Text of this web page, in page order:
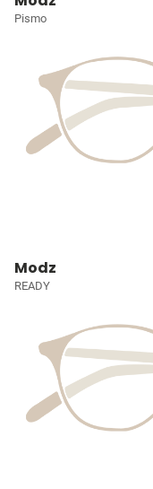
Pismo
Modz
READY